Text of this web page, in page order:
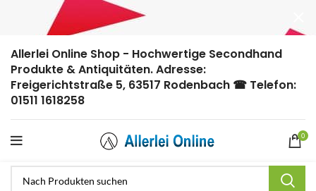
Allerlei Online Shop - Hochwertige Secondhand
Produkte & Antiquitäten. Adresse:
Freigerichtstraße 5, 63517 Rodenbach ☎ Telefon:
01511 1618258
0